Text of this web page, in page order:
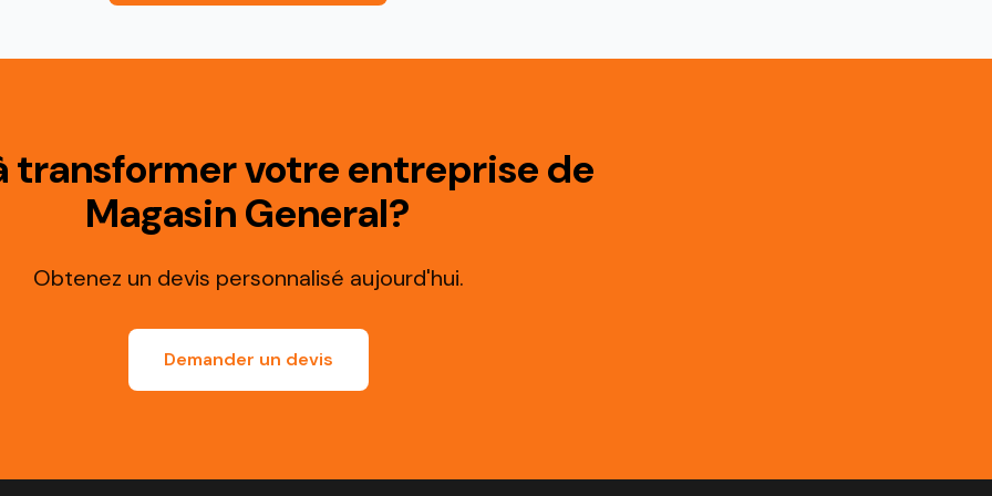
transformer votre entreprise de
Magasin General?
Obtenez un devis personnalisé aujourd'hui.
Demander un devis